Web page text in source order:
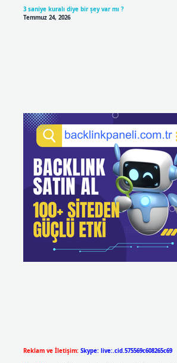
3 saniye kuralı diye bir şey var mı ?
Temmuz 24, 2026
Reklam ve İletişim: Skype: live:.cid.575569c608265c69